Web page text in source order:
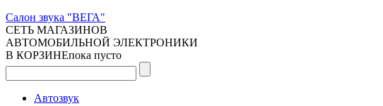
Салон звука "ВЕГА"
СЕТЬ МАГАЗИНОВ
АВТОМОБИЛЬНОЙ ЭЛЕКТРОНИКИ
В КОРЗИНЕпока пусто
Автозвук